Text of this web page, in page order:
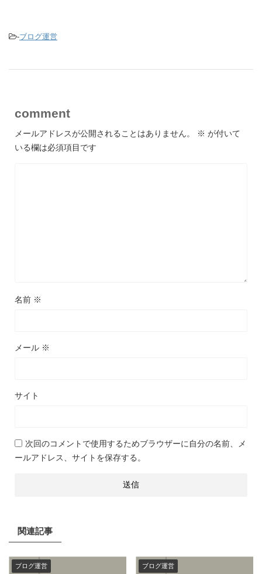
-ブログ運営
comment
メールアドレスが公開されることはありません。 ※ が付いて
いる欄は必須項目です
名前 ※
メール ※
サイト
次回のコメントで使用するためブラウザーに自分の名前、メ
ールアドレス、サイトを保存する。
関連記事
ブログ運営 ブログ運営